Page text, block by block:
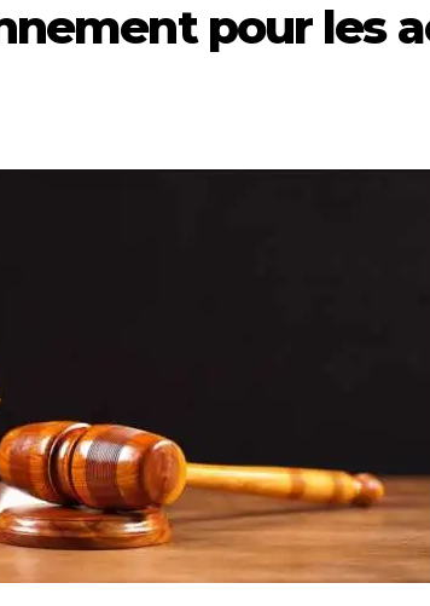
pour les